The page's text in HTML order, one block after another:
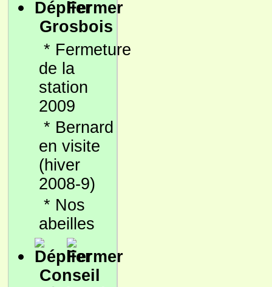
Grosbois
* Fermeture
de la
station
2009
* Bernard
en visite
(hiver
2008-9)
* Nos
abeilles
Conseil